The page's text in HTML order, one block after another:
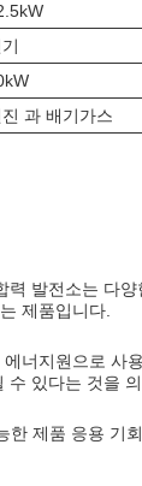
진 과 배기가스
력 발전소는 다
제품입니다.
너지원으로 사
수 있다는 것을
한 제품 응용 기